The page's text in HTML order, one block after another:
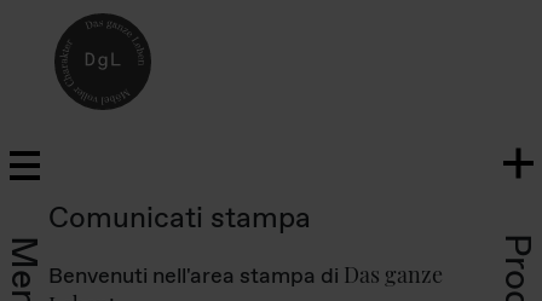
Comunicati stampa
Benvenuti nell'area stampa di Das ganze